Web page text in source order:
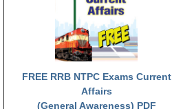
RRB NTPC (Tier-1) परीक्षा पेपर
RRB ALP Exam Papers
ALP Psychological Tests
Mock Test for Junior Engineers
FREE RRB NTPC Exams Current
Affairs
(General Awareness) PDF